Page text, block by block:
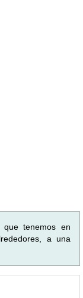
que tenemos en
a una